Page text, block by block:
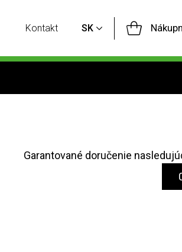
Kontakt SK
Garantované doručenie